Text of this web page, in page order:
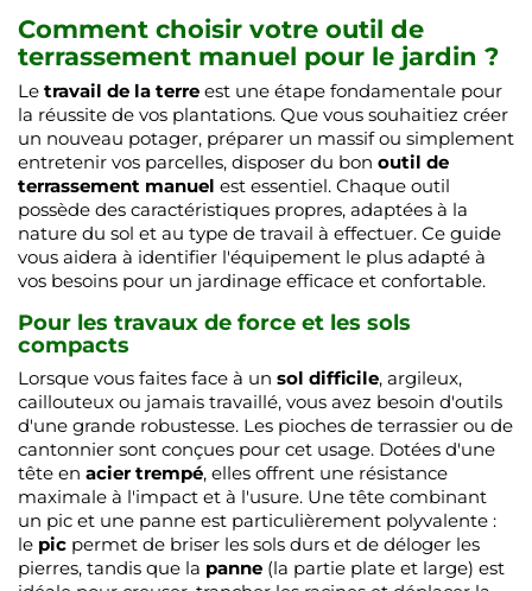
Comment choisir votre outil de
terrassement manuel pour le jardin ?
Le travail de la terre est une étape fondamentale pour
la réussite de vos plantations. Que vous souhaitiez créer
un nouveau potager, préparer un massif ou simplement
entretenir vos parcelles, disposer du bon outil de
terrassement manuel est essentiel. Chaque outil
possède des caractéristiques propres, adaptées à la
nature du sol et au type de travail à effectuer. Ce guide
vous aidera à identifier l'équipement le plus adapté à
vos besoins pour un jardinage efficace et confortable.
Pour les travaux de force et les sols
compacts
Lorsque vous faites face à un sol difficile, argileux,
caillouteux ou jamais travaillé, vous avez besoin d'outils
d'une grande robustesse. Les pioches de terrassier ou de
cantonnier sont conçues pour cet usage. Dotées d'une
tête en acier trempé, elles offrent une résistance
maximale à l'impact et à l'usure. Une tête combinant
un pic et une panne est particulièrement polyvalente :
le pic permet de briser les sols durs et de déloger les
pierres, tandis que la panne (la partie plate et large) est